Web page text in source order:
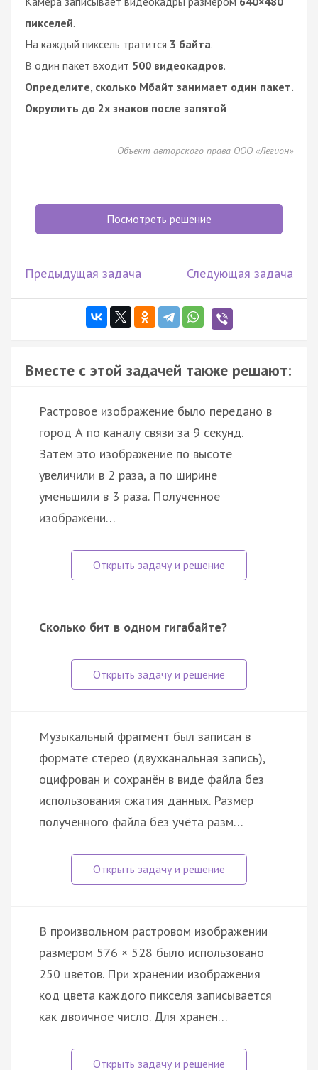
пикселей.
На каждый пиксель тратится 3 байта.
В один пакет входит 500 видеокадров.
Определите, сколько Мбайт занимает один пакет.
Округлить до 2х знаков после запятой
Объект авторского права ООО «Легион»
Посмотреть решение
Предыдущая задача Следующая задача
Вместе с этой задачей также решают:
Растровое изображение было передано в
город А по каналу связи за 9 секунд.
Затем это изображение по высоте
увеличили в 2 раза, а по ширине
уменьшили в 3 раза. Полученное
изображени…
Сколько бит в одном гигабайте?
Музыкальный фрагмент был записан в
формате стерео (двухканальная запись),
оцифрован и сохранён в виде файла без
использования сжатия данных. Размер
полученного файла без учёта разм…
В произвольном растровом изображении
размером 576 × 528 было использовано
250 цветов. При хранении изображения
код цвета каждого пикселя записывается
как двоичное число. Для хранен…